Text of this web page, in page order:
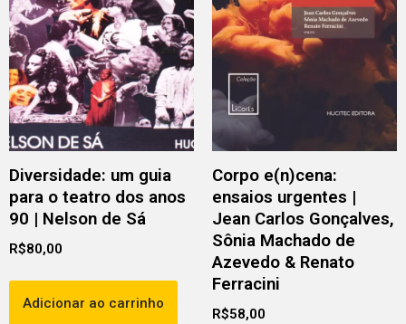
Diversidade: um guia
para o teatro dos anos
90 | Nelson de Sá
R$80,00
Adicionar ao carrinho
Corpo e(n)cena:
ensaios urgentes |
Jean Carlos Gonçalves,
Sônia Machado de
Azevedo & Renato
Ferracini
R$58,00